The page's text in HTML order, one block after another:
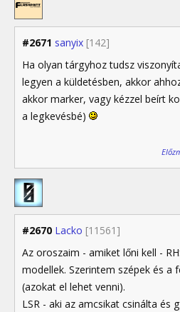
#2671 sanyix [142]
Ha olyan tárgyhoz tudsz
legyen a küldetésben, akkor
akkor marker, vagy kézzel beírt
a legkevésbé)
#2670 Lacko [11561]
Az oroszaim - amiket lőni kell -
modellek. Szerintem szépek és a
(azokat el lehet venni).
LSR - aki az amcsikat csinálta és